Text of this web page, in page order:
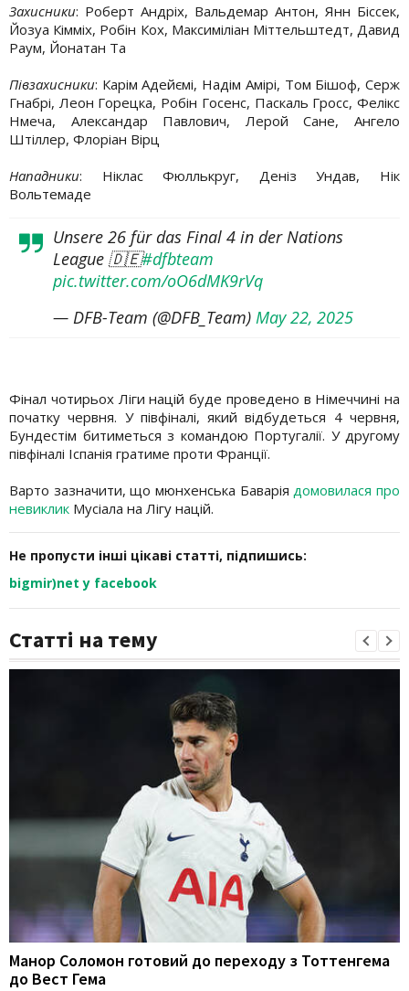
Захисники: Роберт Андріх, Вальдемар Антон, Янн Біссек,
Йозуа Кімміх, Робін Кох, Максиміліан Міттельштедт, Давид
Раум, Йонатан Та
Півзахисники: Карім Адейємі, Надім Амірі, Том Бішоф, Серж
Гнабрі, Леон Горецка, Робін Госенс, Паскаль Гросс, Фелікс
Нмеча, Александар Павлович, Лерой Сане, Ангело
Штіллер, Флоріан Вірц
Нападники: Ніклас Фюллькруг, Деніз Ундав, Нік
Вольтемаде
Unsere 26 für das Final 4 in der Nations
League 🇩🇪#dfbteam
pic.twitter.com/oO6dMK9rVq
— DFB-Team (@DFB_Team) May 22, 2025
Фінал чотирьох Ліги націй буде проведено в Німеччині на
початку червня. У півфіналі, який відбудеться 4 червня,
Бундестім битиметься з командою Португалії. У другому
півфіналі Іспанія гратиме проти Франції.
Варто зазначити, що мюнхенська Баварія домовилася про
невиклик Мусіала на Лігу націй.
Не пропусти інші цікаві статті, підпишись:
bigmir)net у facebook
Статті на тему
Манор Соломон готовий до переходу з Тоттенгема
до Вест Гема